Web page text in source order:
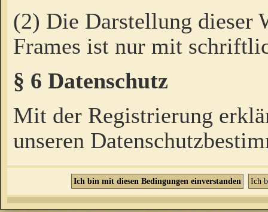
(2) Die Darstellung dieser
Frames ist nur mit
§ 6 Datenschutz
Mit der Registrierung
unseren